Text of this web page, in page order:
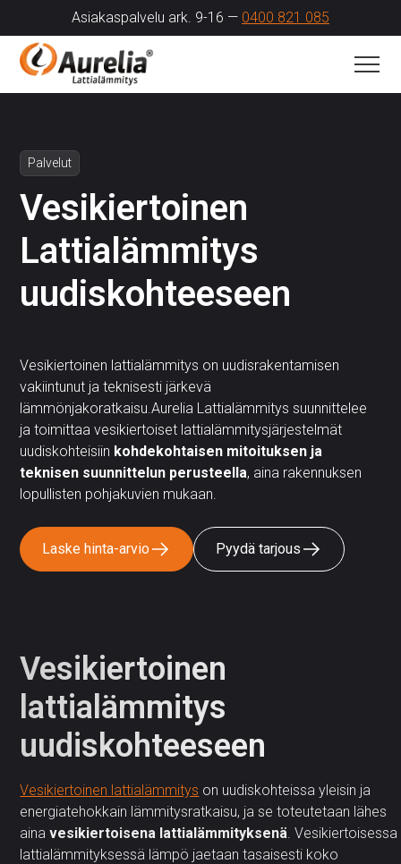
Asiakaspalvelu ark. 9-16 — 0400 821 085
Palvelut
Vesikiertoinen
Lattialämmitys
uudiskohteeseen
Vesikiertoinen lattialämmitys on uudisrakentamisen
vakiintunut ja teknisesti järkevä
lämmönjakoratkaisu.Aurelia Lattialämmitys suunnittelee
ja toimittaa vesikiertoiset lattialämmitysjärjestelmät
uudiskohteisiin kohdekohtaisen mitoituksen ja
teknisen suunnittelun perusteella, aina rakennuksen
lopullisten pohjakuvien mukaan.
Laske hinta-arvio Pyydä tarjous
Vesikiertoinen
lattialämmitys
uudiskohteeseen
Vesikiertoinen lattialämmitys on uudiskohteissa yleisin ja
energiatehokkain lämmitysratkaisu, ja se toteutetaan lähes
ainavesikiertoisena lattialämmityksenä . Vesikiertoisessa
lattialämmityksessä lämpö jaetaan tasaisesti koko